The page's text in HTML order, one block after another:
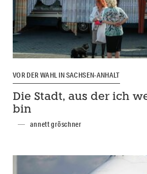
VOR DER WAHL IN SACHSEN-ANHALT
Die Stadt, aus der ich
bin
annett gröschner